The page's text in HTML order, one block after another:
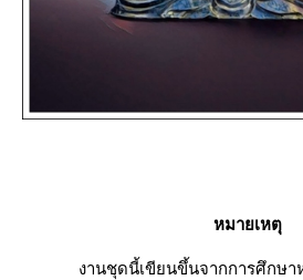
หมายเหตุ
งานชุดนี้เขียนขึ้นจากการศึกษ